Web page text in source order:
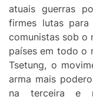
atuais guerras
firmes lutas
comunistas sob o
países em todo o
Tsetung, o
arma mais
na terceira e